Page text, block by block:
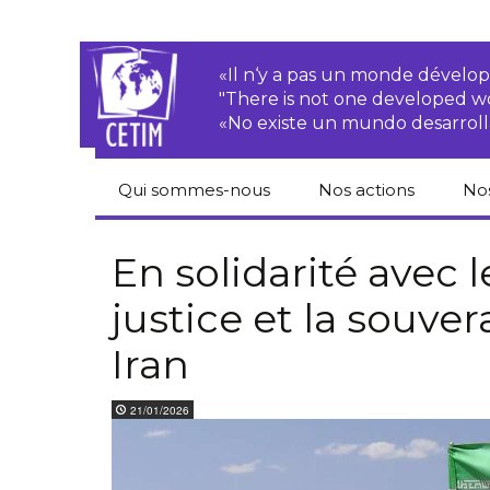
«Il n‘y a pas un monde
"There is not one developed
«No existe un mundo
Qui sommes-nous
Équipe
Newsletters
Statuts
Nos actions
paysan.nes
transnationales
Droits économiques,
sociaux et culturels
En solidarité avec
justice et la
Iran
21/01/2026